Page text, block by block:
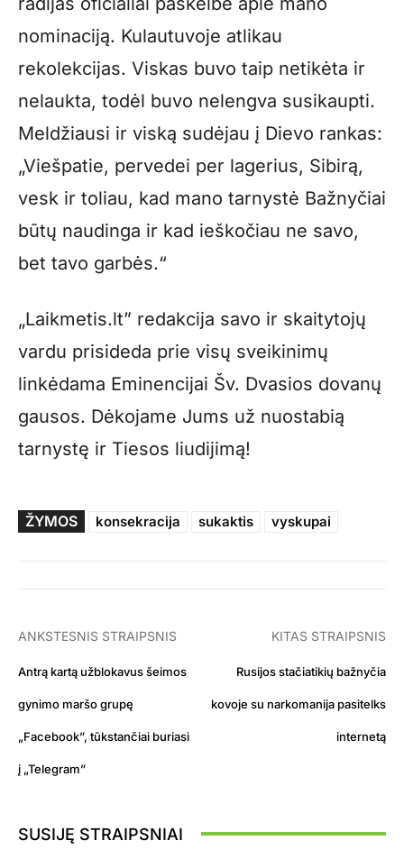
nominaciją. Kulautuvoje atlikau
rekolekcijas. Viskas buvo taip netikėta ir
nelaukta, todėl buvo nelengva susikaupti.
Meldžiausi ir viską sudėjau į Dievo rankas:
„Viešpatie, pervedei per lagerius, Sibirą,
vesk ir toliau, kad mano tarnystė Bažnyčiai
būtų naudinga ir kad ieškočiau ne savo,
bet tavo garbės.“
„Laikmetis.lt” redakcija savo ir skaitytojų
vardu prisideda prie visų sveikinimų
linkėdama Eminencijai Šv. Dvasios dovanų
gausos. Dėkojame Jums už nuostabią
tarnystę ir Tiesos liudijimą!
ŽYMOS konsekracija sukaktis vyskupai
ANKSTESNIS STRAIPSNIS
Antrą kartą užblokavus šeimos
gynimo maršo grupę
„Facebook”, tūkstančiai buriasi
į „Telegram”
KITAS STRAIPSNIS
Rusijos stačiatikių bažnyčia
kovoje su narkomanija pasitelks
internetą
SUSIJĘ STRAIPSNIAI